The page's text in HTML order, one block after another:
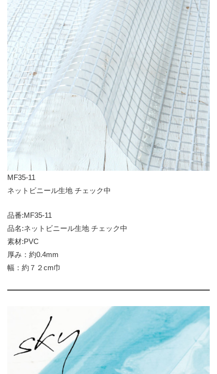
MF35-11
ネットビニール生地 チェック中
品番:MF35-11
品名:ネットビニール生地 チェック中
素材:PVC
厚み：約0.4mm
幅：約７２cm巾